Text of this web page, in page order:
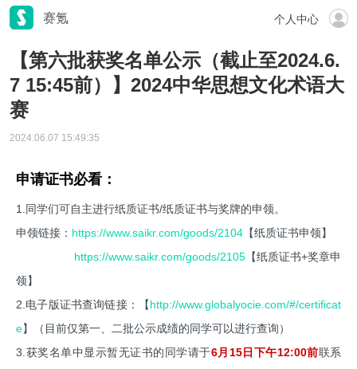
赛氪 个人中心
【第六批获奖名单公示（截止至2024.6.
7 15:45前）】2024中华思想文化术语大
赛
2024.06.07 15:49:35
申请证书必看：
1.同学们可自主进行纸质证书/纸质证书与奖牌的申领。
申领链接： https://www.saikr.com/goods/2104 【纸质证书申领】
https://www.saikr.com/goods/2105【纸质证书+奖章申
领】
2.电子版证书查询链接：【http://www.globalyocie.com/#/certificat
e】（目前仅第一、二批公示成绩的同学可以进行查询）
3.获奖名单中显示暂无证书的同学请于6月15日下午12:00前联系